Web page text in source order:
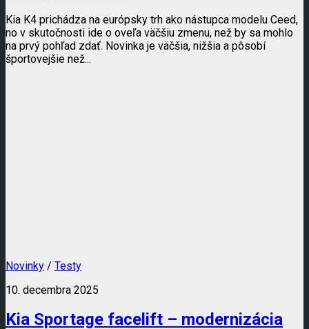
Kia K4 prichádza na európsky trh ako nástupca modelu Ceed,
no v skutočnosti ide o oveľa väčšiu zmenu, než by sa mohlo
na prvý pohľad zdať. Novinka je väčšia, nižšia a pôsobí
športovejšie než...
Novinky / Testy
10. decembra 2025
Kia Sportage facelift – modernizácia